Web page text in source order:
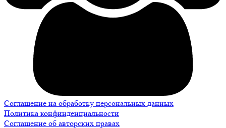
Соглашение на обработку персональных данных
Политика конфинденциальности
Соглашение об авторских правах